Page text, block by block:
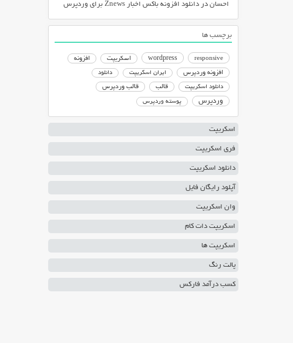
احسان در دانلود افزونه باکس اخبار Znews برای وردپرس
برچسب ها
responsive
wordpress اسکریپت
افزونه
افزونه وردپرس
ایران اسکریپت دانلود
دانلود اسکریپت قالب قالب وردپرس
وردپرس پوسته وردپرس
اسکریپت
فری اسکریپت
دانلود اسکریپت
آپلود رایگان فایل
وان اسکریپت
اسکریپت دات کام
اسکریپت ها
پالت رنگ
کسب درآمد فارکس